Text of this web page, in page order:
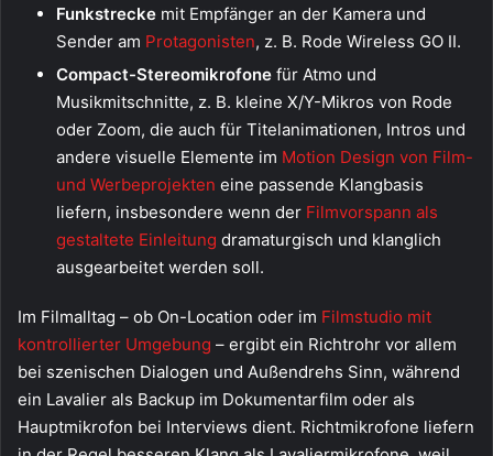
Funkstrecke mit Empfänger an der Kamera und
Sender am Protagonisten, z. B. Rode Wireless GO II.
Compact-Stereomikrofone für Atmo und
Musikmitschnitte, z. B. kleine X/Y-Mikros von Rode
oder Zoom, die auch für Titelanimationen, Intros und
andere visuelle Elemente im Motion Design von Film-
und Werbeprojekten eine passende Klangbasis
liefern, insbesondere wenn der Filmvorspann als
gestaltete Einleitung dramaturgisch und klanglich
ausgearbeitet werden soll.
Im Filmalltag – ob On-Location oder im Filmstudio mit
kontrollierter Umgebung – ergibt ein Richtrohr vor allem
bei szenischen Dialogen und Außendrehs Sinn, während
ein Lavalier als Backup im Dokumentarfilm oder als
Hauptmikrofon bei Interviews dient. Richtmikrofone liefern